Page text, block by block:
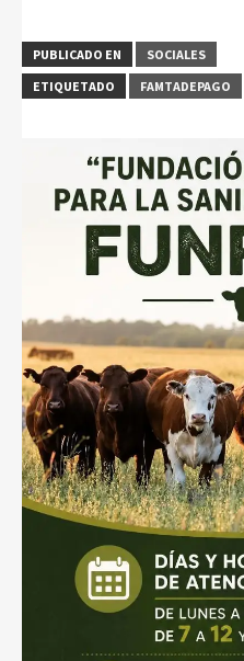
PUBLICADO EN
SOCIALES
ETIQUETADO
FAMTADEPAGO